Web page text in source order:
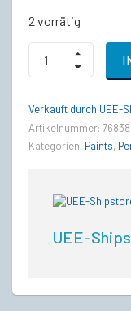
2 vorrätig
Perseus
Flintlock
quantity
Verkauft durch UEE-
Artikelnummer: 76838
Kategorien: Paints,
UEE-